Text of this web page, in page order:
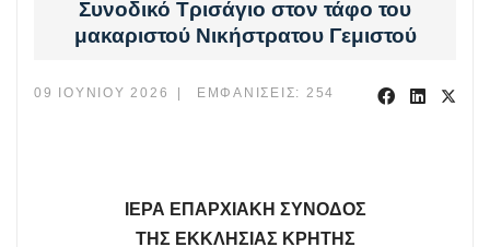
Συνοδικό Τρισάγιο στον τάφο του
μακαριστού Νικήστρατου Γεμιστού
09 ΙΟΥΝΊΟΥ 2026 ΕΜΦΑΝΊΣΕΙΣ: 254
ΙΕΡΑ ΕΠΑΡΧΙΑΚΗ ΣΥΝΟΔΟΣ
ΤΗΣ ΕΚΚΛΗΣΙΑΣ ΚΡΗΤΗΣ